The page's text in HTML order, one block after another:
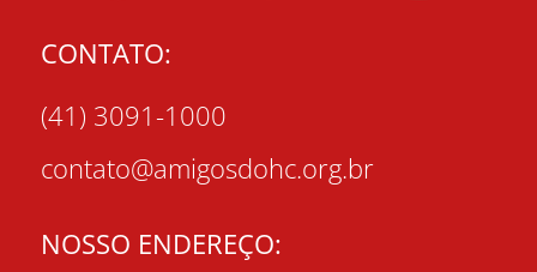
CONTATO:
(41) 3091-1000
contato@amigosdohc.org.br
NOSSO ENDEREÇO: